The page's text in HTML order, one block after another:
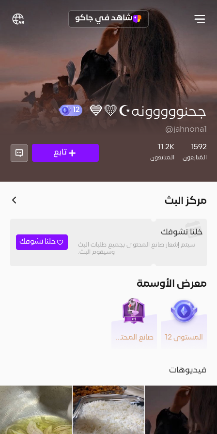
شاهد في جاكو
جحنووووونه☪️💛💙
@jahnona1
1592
المُتابعون
11.2K
المتابعون
تابع
مركز البث
خلنا نشوفك
سيتم إشعار صانع المحتوى بجميع طلبات البث
وسيقوم البث.
خلنا نشوفك
معرض الأوسمة
المستوى 12 صانع المحتوى
فيديوهات